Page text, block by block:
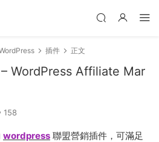
插件 正文
WordPress Affiliate Mar
158
wordpress 聯盟營銷插件，可滿足